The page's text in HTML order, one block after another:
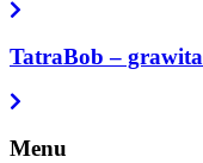
TatraBob –
Menu